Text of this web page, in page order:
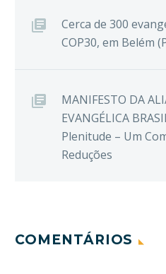
Cerca de 300
COP30, em Belém
MANIFESTO DA
EVANGÉLICA
Plenitude – Um
Reduções
COMENTÁRIOS